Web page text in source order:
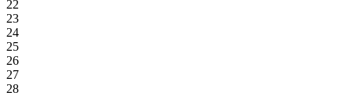
22
23
24
25
26
27
28